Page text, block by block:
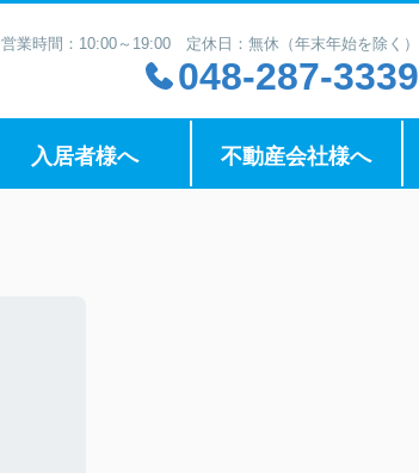
営業時間：10:00～19:00 定休日：無休（年末年始を除く）
048-287-3339
入居者様へ 不動産会社様へ